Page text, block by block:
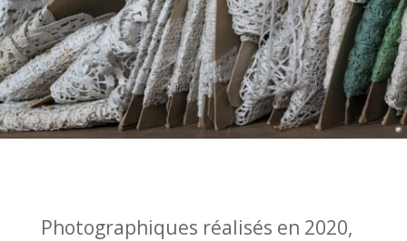
Photographiques réalisés en 2020,